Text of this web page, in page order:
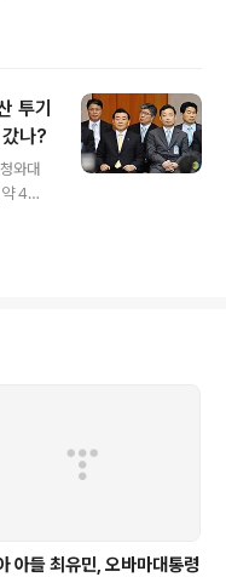
격을
병국은
역임했
밀려
국
백일
와
투기
나?
와대
4개
격을
임했
밀려
..
아들 최유민, 오바마대통령